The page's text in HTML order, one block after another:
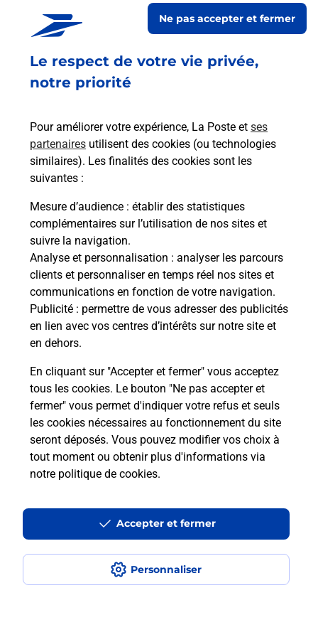
Le respect de votre vie privée,
notre priorité
Pour améliorer votre expérience, La Poste et ses
partenaires utilisent des cookies (ou technologies
similaires). Les finalités des cookies sont les
suivantes :
Mesure d’audience : établir des statistiques
complémentaires sur l’utilisation de nos sites et
suivre la navigation.
Analyse et personnalisation : analyser les parcours
clients et personnaliser en temps réel nos sites et
communications en fonction de votre navigation.
Publicité : permettre de vous adresser des publicités
en lien avec vos centres d’intérêts sur notre site et
en dehors.
En cliquant sur "Accepter et fermer" vous acceptez
tous les cookies. Le bouton "Ne pas accepter et
fermer" vous permet d'indiquer votre refus et seuls
les cookies nécessaires au fonctionnement du site
seront déposés. Vous pouvez modifier vos choix à
tout moment ou obtenir plus d'informations via
notre politique de cookies.
Personnaliser
Ne pas accepter et fermer
Accepter et fermer
En savoir plus
Vous souhaitez envoyer un colis depuis :
En savoir plus
En savoir plus
Souscrire à la téléassistance
Besoin d’un système de téléassistance à l’intérieur
et/ou à l’extérieur de votre domicile ? Découvrez
les offres téléalarme dans votre bureau de Poste à
CHATILLON COLIGNY.
En savoir plus
CHATILLON COLIGNY
CHATILLON COLIGNY
Accessibilité : partiellement conforme
Conditions contractuelles
Mentions légales